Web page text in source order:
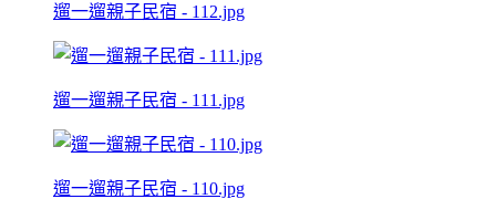
遛一遛親子民宿 - 112.jpg
遛一遛親子民宿 - 111.jpg
遛一遛親子民宿 - 110.jpg